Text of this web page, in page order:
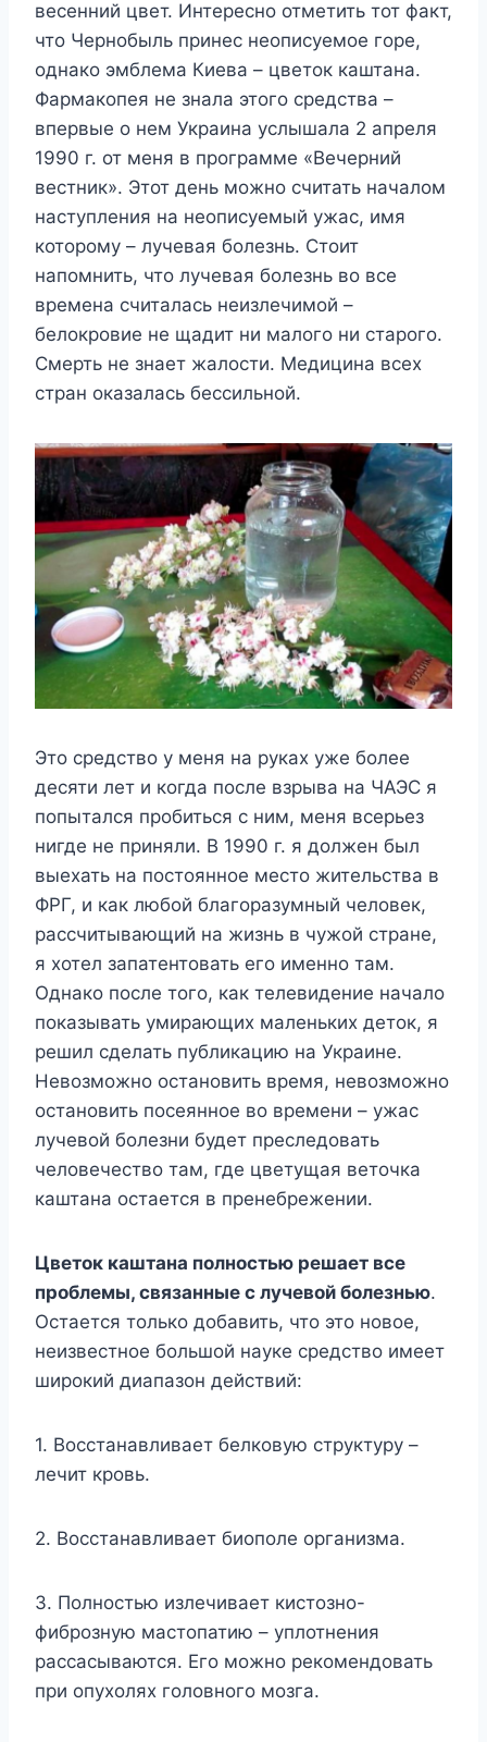
весенний цвет. Интересно отметить тот факт,
что Чернобыль принес неописуемое горе,
однако эмблема Киева – цветок каштана.
Фармакопея не знала этого средства –
впервые о нем Украина услышала 2 апреля
1990 г. от меня в программе «Вечерний
вестник». Этот день можно считать началом
наступления на неописуемый ужас, имя
которому – лучевая болезнь. Стоит
напомнить, что лучевая болезнь во все
времена считалась неизлечимой –
белокровие не щадит ни малого ни старого.
Смерть не знает жалости. Медицина всех
стран оказалась бессильной.
Это средство у меня на руках уже более
десяти лет и когда после взрыва на ЧАЭС я
попытался пробиться с ним, меня всерьез
нигде не приняли. В 1990 г. я должен был
выехать на постоянное место жительства в
ФРГ, и как любой благоразумный человек,
рассчитывающий на жизнь в чужой стране,
я хотел запатентовать его именно там.
Однако после того, как телевидение начало
показывать умирающих маленьких деток, я
решил сделать публикацию на Украине.
Невозможно остановить время, невозможно
остановить посеянное во времени – ужас
лучевой болезни будет преследовать
человечество там, где цветущая веточка
каштана остается в пренебрежении.
Цветок каштана полностью решает все
проблемы, связанные с лучевой болезнью.
Остается только добавить, что это новое,
неизвестное большой науке средство имеет
широкий диапазон действий:
1. Восстанавливает белковую структуру –
лечит кровь.
2. Восстанавливает биополе организма.
3. Полностью излечивает кистозно-
фиброзную мастопатию – уплотнения
рассасываются. Его можно рекомендовать
при опухолях головного мозга.